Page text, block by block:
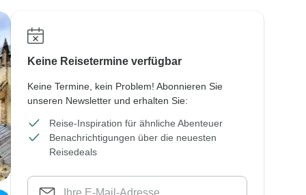
Keine Reisetermine verfügbar
Keine Termine, kein Problem! Abonnieren Sie
unseren Newsletter und erhalten Sie:
Reise-Inspiration für ähnliche Abenteuer
Benachrichtigungen über die neuesten
Reisedeals